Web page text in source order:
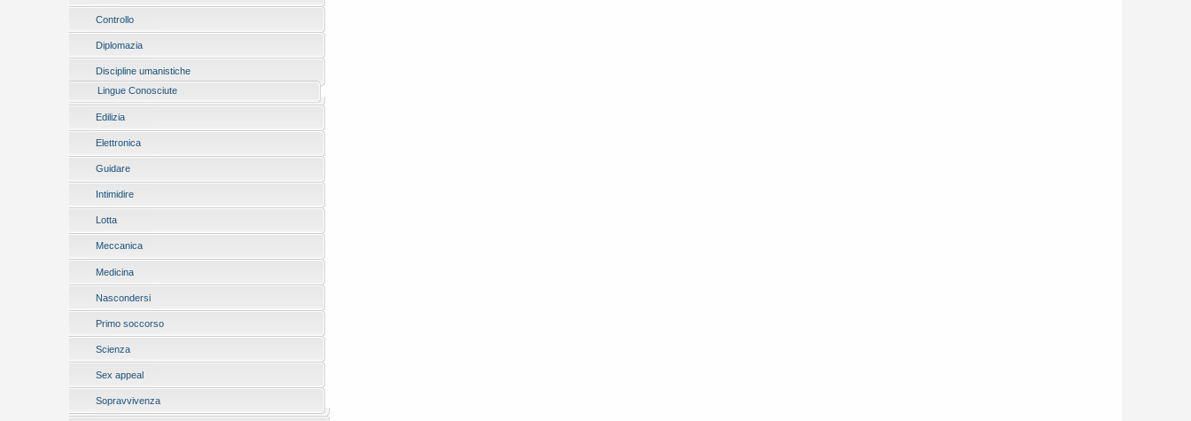
Controllo
Diplomazia
Discipline umanistiche
Lingue Conosciute
Edilizia
Elettronica
Guidare
Intimidire
Lotta
Meccanica
Medicina
Nascondersi
Primo soccorso
Scienza
Sex appeal
Sopravvivenza